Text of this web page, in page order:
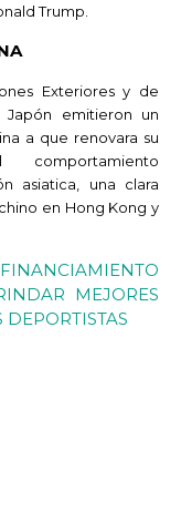
Trump.
Exteriores y de
emitieron un
a que renovara su
asiatica, una clara
en Hong Kong y
MEJORES
DEPORTISTAS